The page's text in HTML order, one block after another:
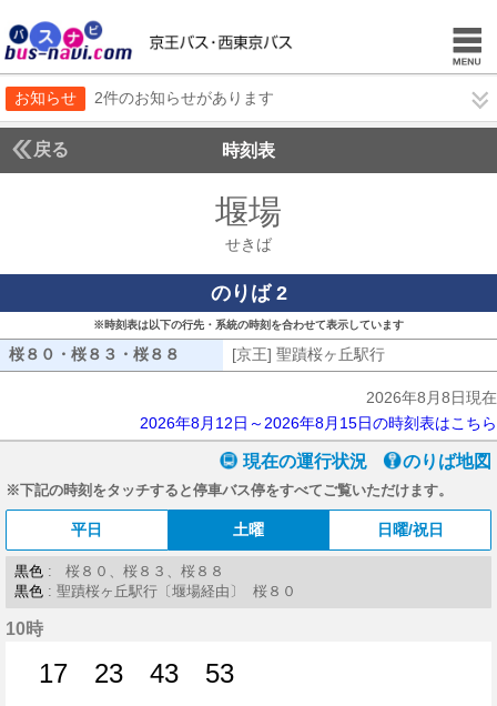
お知らせ 2件のお知らせがあります
戻る 時刻表
堰場
せきば
のりば 2
※時刻表は以下の行先・系統の時刻を合わせて表示しています
桜８０・桜８３・桜８８ 桜８０・桜８３・桜８８
[京王] 聖蹟桜ヶ丘駅行
2026年8月8日現在
2026年8月12日～2026年8月15日の時刻表はこちら
現在の運行状況 のりば地図
※下記の時刻をタッチすると停車バス停をすべてご覧いただけます。
平日 土曜 日曜/祝日
黒色 : 桜８０、桜８３、桜８８
黒色 : 聖蹟桜ヶ丘駅行〔堰場経由〕 桜８０
10時
17
23
43
53